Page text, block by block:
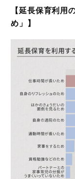
【延長保育利用
め」】